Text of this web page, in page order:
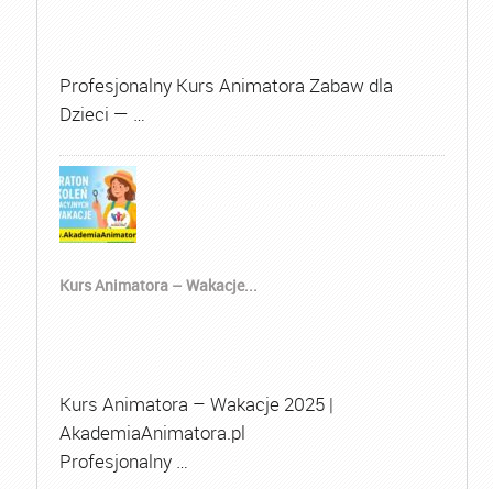
Profesjonalny Kurs Animatora Zabaw dla
Dzieci — …
Kurs Animatora – Wakacje...
Kurs Animatora – Wakacje 2025 |
AkademiaAnimatora.pl
Profesjonalny …